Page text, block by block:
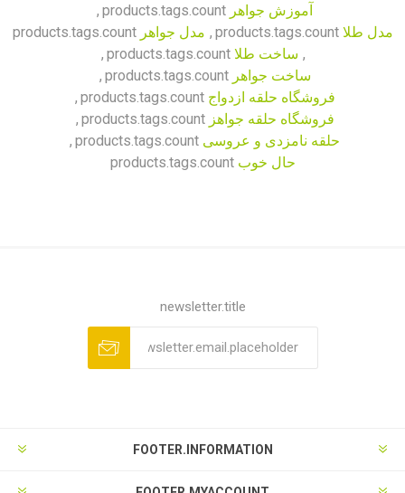
آموزش جواهر products.tags.count
,
مدل طلا products.tags.count
, مدل جواهر products.tags.count
, ساخت طلا products.tags.count
,
ساخت جواهر products.tags.count
,
فروشگاه حلقه ازدواج products.tags.count
,
فروشگاه حلقه جواهز products.tags.count
,
حلقه نامزدی و عروسی products.tags.count
,
حال خوب products.tags.count
newsletter.title
FOOTER.INFORMATION